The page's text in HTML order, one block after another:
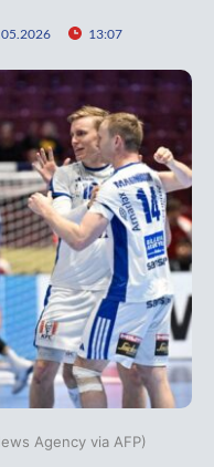
13:07
Agency via AFP)